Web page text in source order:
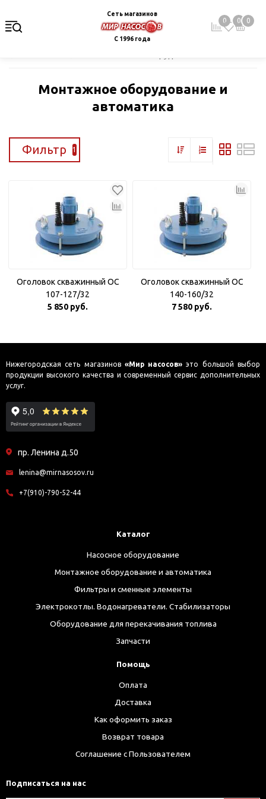
Сеть магазинов
С 1996 года
0 0 0
Монтажное оборудование и
автоматика
Фильтр 1
Оголовок скважинный ОС
107-127/32
5 850 руб.
Оголовок скважинный ОС
140-160/32
7 580 руб.
Нижегородская сеть магазинов «Мир насосов» это большой выбор
продукции высокого качества и современный сервис дополнительных
услуг.
пр. Ленина д.50
lenina@mirnasosov.ru
+7(910)-790-52-44
Каталог
Насосное оборудование
Монтажное оборудование и автоматика
Фильтры и сменные элементы
Электрокотлы. Водонагреватели. Стабилизаторы
Оборудование для перекачивания топлива
Запчасти
Помощь
Оплата
Доставка
Как оформить заказ
Возврат товара
Соглашение с Пользователем
Подписаться на нас